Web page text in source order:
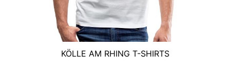
KÖLLE AM RHING T-SHIRTS